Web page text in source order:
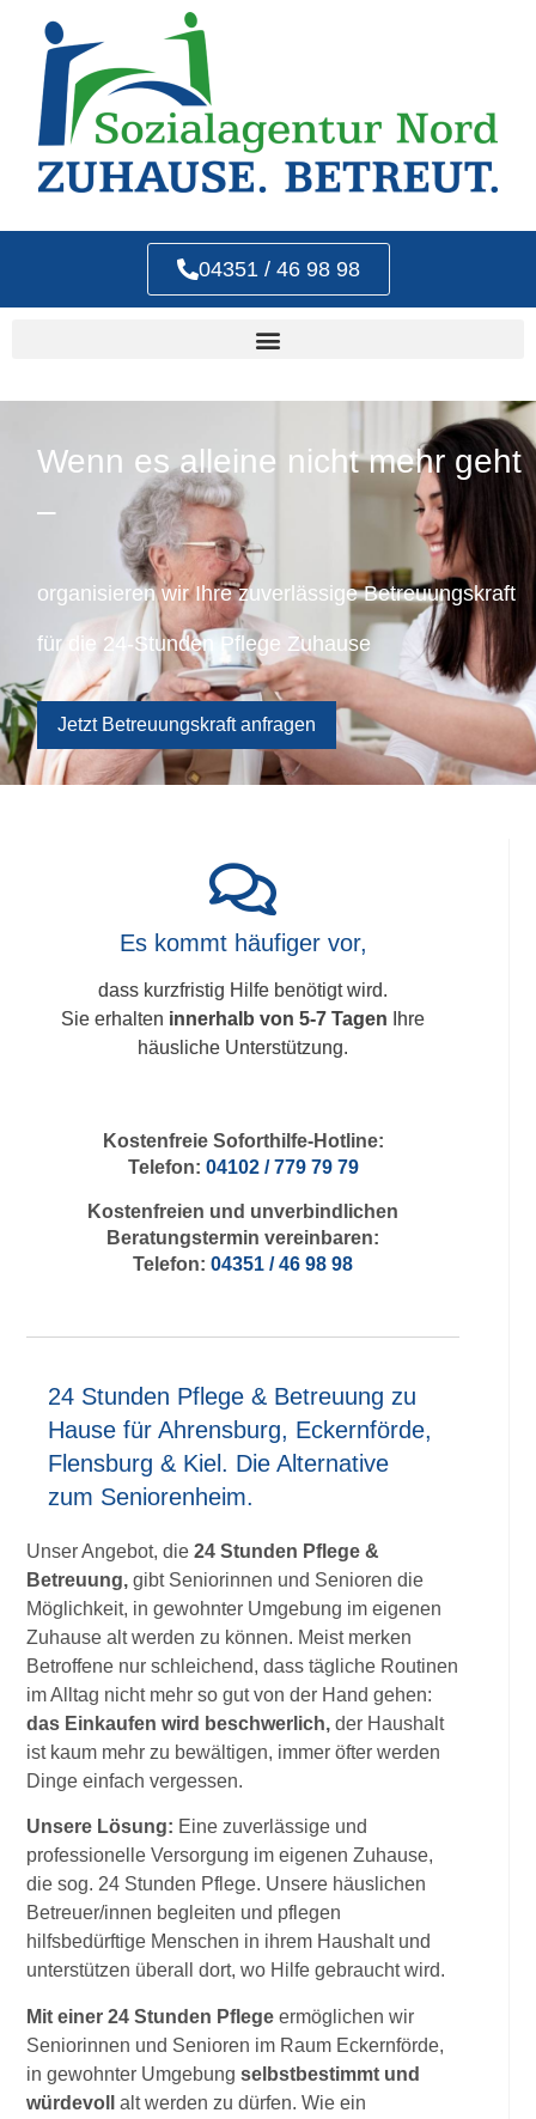
04351 / 46 98 98
Wenn es alleine nicht mehr geht
–
organisieren wir Ihre zuverlässige Betreuungskraft
für die 24-Stunden Pflege Zuhause
Jetzt Betreuungskraft anfragen
Es kommt häufiger vor,
dass kurzfristig Hilfe benötigt wird.
Sie erhalten innerhalb von 5-7 Tagen Ihre
häusliche Unterstützung.
Kostenfreie Soforthilfe-Hotline:
Telefon: 04102 / 779 79 79
Kostenfreien und unverbindlichen
Beratungstermin vereinbaren:
Telefon:04351 / 46 98 98
24 Stunden Pflege & Betreuung zu
Hause für Ahrensburg, Eckernförde,
Flensburg & Kiel. Die Alternative
zum Seniorenheim.
Unser Angebot, die24 Stunden Pflege &
Betreuung, gibt Seniorinnen und Senioren die
Möglichkeit, in gewohnter Umgebung im eigenen
Zuhause alt werden zu können. Meist merken
Betroffene nur schleichend, dass tägliche Routinen
im Alltag nicht mehr so gut von der Hand gehen:
das Einkaufen wird beschwerlich, der Haushalt
ist kaum mehr zu bewältigen, immer öfter werden
Dinge einfach vergessen.
Unsere Lösung: Eine zuverlässige und
professionelle Versorgung im eigenen Zuhause,
die sog. 24 Stunden Pflege. Unsere häuslichen
Betreuer/innen begleiten und pflegen
hilfsbedürftige Menschen in ihrem Haushalt und
unterstützen überall dort, wo Hilfe gebraucht wird.
Mit einer 24 Stunden Pflege ermöglichen wir
Seniorinnen und Senioren im Raum Eckernförde,
in gewohnter Umgebungselbstbestimmt und
würdevoll
alt werden zu dürfen. Wie ein